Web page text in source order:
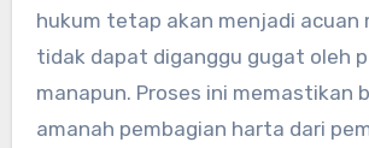
hukum tetap akan menjadi acuan
tidak dapat diganggu gugat oleh
manapun. Proses ini memastikan
amanah pembagian harta dari